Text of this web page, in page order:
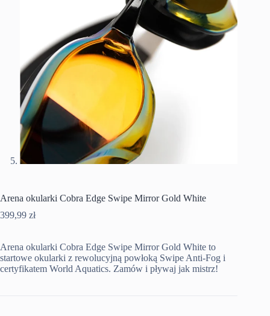
Arena okularki Cobra Edge Swipe Mirror Gold White
399,99 zł
Arena okularki Cobra Edge Swipe Mirror Gold White to
startowe okularki z rewolucyjną powłoką Swipe Anti-Fog i
certyfikatem World Aquatics. Zamów i pływaj jak mistrz!